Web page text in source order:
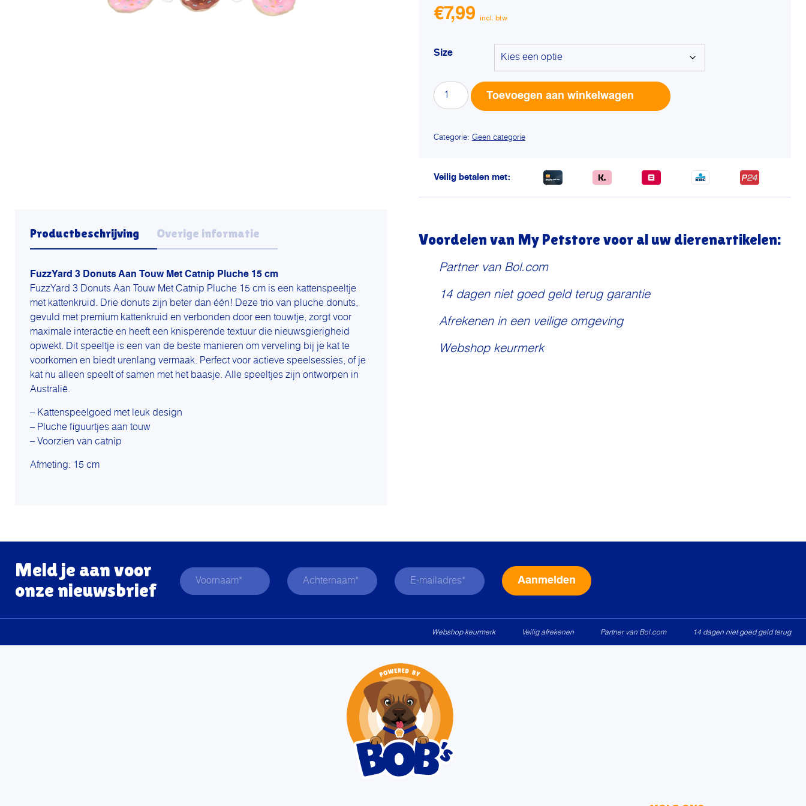
€7,99
Size
Fuzzyard
3
catnip
Toevoegen aan winkelwagen
Categorie: Geen categorie
Veilig betalen met:
Productbeschrijving Overige informatie
FuzzYard 3 Donuts Aan Touw Met Catnip Pluche 15 cm
FuzzYard 3 Donuts Aan Touw Met Catnip Pluche 15 cm is een kattenspeeltje
met kattenkruid. Drie donuts zijn beter dan één! Deze trio van pluche donuts,
gevuld met premium kattenkruid en verbonden door een touwtje, zorgt voor
maximale interactie en heeft een knisperende textuur die nieuwsgierigheid
opwekt. Dit speeltje is een van de beste manieren om verveling bij je kat te
voorkomen en biedt urenlang vermaak. Perfect voor actieve speelsessies, of je
kat nu alleen speelt of samen met het baasje. Alle speeltjes zijn ontworpen in
Australië.
– Kattenspeelgoed met leuk design
– Pluche figuurtjes aan touw
– Voorzien van catnip
Afmeting: 15 cm
Voordelen van My Petstore voor al uw dierenartikelen:
Partner van Bol.com
14 dagen niet goed geld terug garantie
Afrekenen in een veilige omgeving
Webshop keurmerk
Meld je aan voor
onze nieuwsbrief
Webshop keurmerk Veilig afrekenen Partner van Bol.com 14 dagen niet goed geld terug